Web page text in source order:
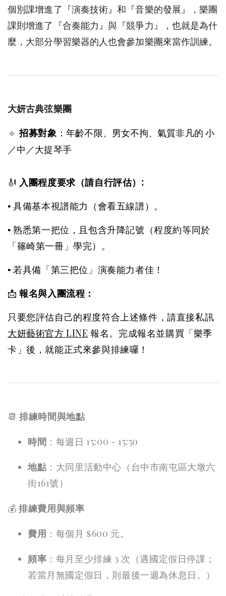
個別課增進了『演奏技術』和『音樂的發展』，樂團
課則增進了『合奏能力』與『競爭力』，也就是為什
麼，大部分學習樂器的人也會參加樂團來當作訓練。
大妍古典弦樂團
🔹招募對象 ：年齡不限、男女不拘、氣質非凡的 小
／中／大提琴手
🎻 入團程度要求（請自行評估）:
▪️ 具備基本視譜能力（會看五線譜）。
▪️ 熟悉第一把位，且包含升降記號（程度約等同於
「篠崎第一冊」學完）。
▪️ 若具備「第三把位」演奏能力者佳！
📩報名與入團流程：
只要您評估自己的程度符合上述條件，請直接私訊
大妍藝術官方 LINE 報名。完成報名並購買「樂季
卡」後，就能正式來參與排練囉！
📆排練時間與地點
時間 ：每週日 15:00 - 15:50
地點 ：大同里活動中心（台中市南屯區大墩六
街161號）
💰排練費用與頻率
費用 ：每個月 $600 元。
頻率 ：每月至少排練 3 次（遇國定假日停課；
若當月無國定假日，則最後一週為休息日。）